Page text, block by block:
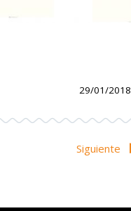
29/01/2018
Siguiente